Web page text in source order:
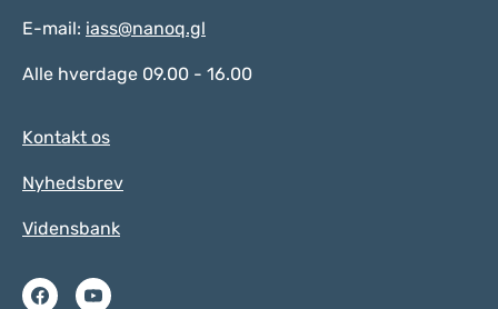
E-mail: iass@nanoq.gl
Alle hverdage 09.00 - 16.00
Kontakt os
Nyhedsbrev
Vidensbank